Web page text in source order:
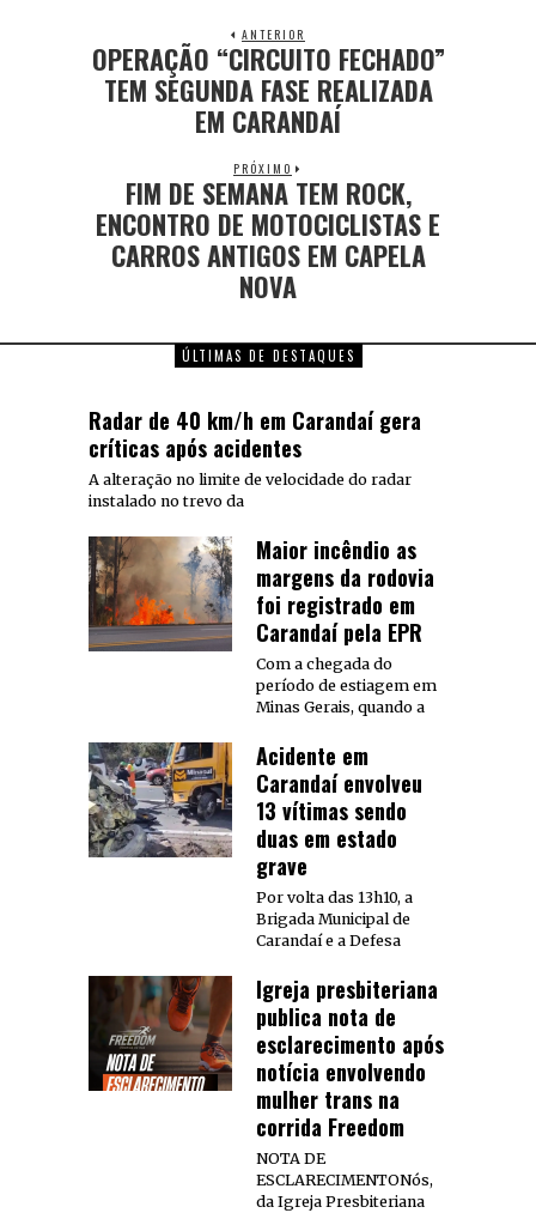
ANTERIOR
OPERAÇÃO “CIRCUITO FECHADO”
TEM SEGUNDA FASE REALIZADA
EM CARANDAÍ
PRÓXIMO
FIM DE SEMANA TEM ROCK,
ENCONTRO DE MOTOCICLISTAS E
CARROS ANTIGOS EM CAPELA
NOVA
ÚLTIMAS DE DESTAQUES
Radar de 40 km/h em Carandaí gera
críticas após acidentes
A alteração no limite de velocidade do radar
instalado no trevo da
Maior incêndio as
margens da rodovia
foi registrado em
Carandaí pela EPR
Com a chegada do
período de estiagem em
Minas Gerais, quando a
Acidente em
Carandaí envolveu
13 vítimas sendo
duas em estado
grave
Por volta das 13h10, a
Brigada Municipal de
Carandaí e a Defesa
Igreja presbiteriana
publica nota de
esclarecimento após
notícia envolvendo
mulher trans na
corrida Freedom
NOTA DE
ESCLARECIMENTONós,
da Igreja Presbiteriana